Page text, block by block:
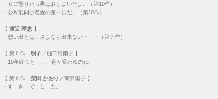
・ 女に懲りたら男はおしまいだよ。（第10作）
・ 公私混同は恋愛の第一歩だ。（第10作）
【 渡辺 理恵 】
・ 想い出とは、さよなら出来ない・・・（第７作）
【 第５作 明子 ／樋口可南子 】
・ 10年経つと、、、色々変わるのね
【 第８作 柴田 かおり ／南野陽子 】
・ す き で し た。